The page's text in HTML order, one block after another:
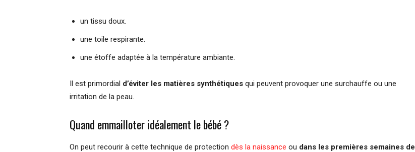
un tissu doux.
une toile respirante.
une étoffe adaptée à la température ambiante.
Il est primordial d’éviter les matières synthétiques qui peuvent provoquer une surchauffe ou une
irritation de la peau.
Quand emmailloter idéalement le bébé ?
On peut recourir à cette technique de protection dès la naissance ou dans les premières semaines de